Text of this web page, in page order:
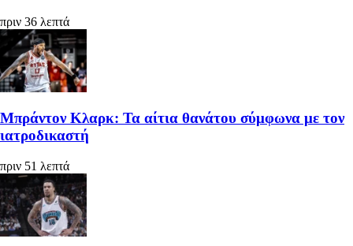
πριν 36 λεπτά
Μπράντον Κλαρκ: Τα αίτια θανάτου σύμφωνα με τον
ιατροδικαστή
πριν 51 λεπτά